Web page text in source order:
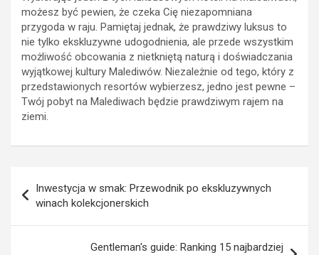
możesz być pewien, że czeka Cię niezapomniana
przygoda w raju. Pamiętaj jednak, że prawdziwy luksus to
nie tylko ekskluzywne udogodnienia, ale przede wszystkim
możliwość obcowania z nietkniętą naturą i doświadczania
wyjątkowej kultury Malediwów. Niezależnie od tego, który z
przedstawionych resortów wybierzesz, jedno jest pewne –
Twój pobyt na Malediwach będzie prawdziwym rajem na
ziemi.
wpisu
Inwestycja w smak: Przewodnik po ekskluzywnych
winach kolekcjonerskich
Gentleman's guide: Ranking 15 najbardziej